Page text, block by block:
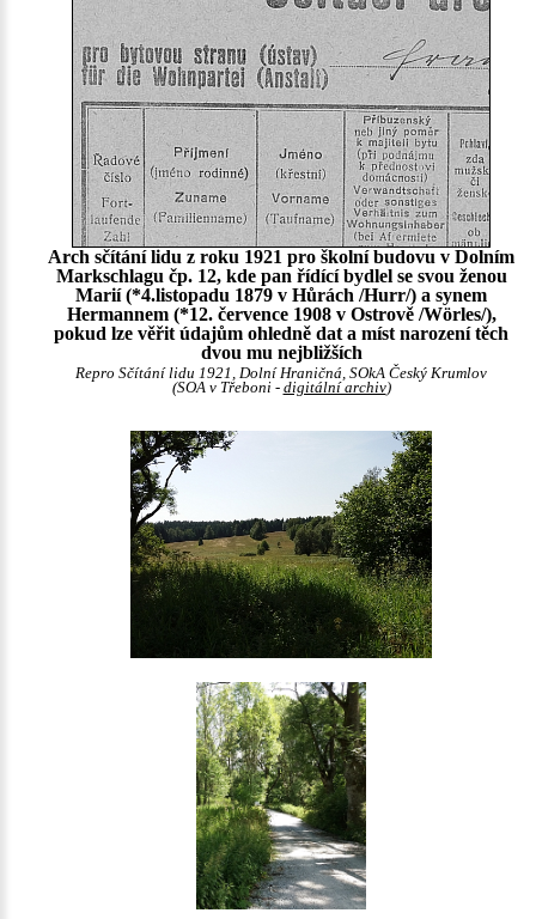
Arch sčítání lidu z roku 1921 pro školní budovu v Dolním
Markschlagu čp. 12, kde pan řídící bydlel se svou ženou
Marií (*4.listopadu 1879 v Hůrách /Hurr/) a synem
Hermannem (*12. července 1908 v Ostrově /Wörles/),
pokud lze věřit údajům ohledně dat a míst narození těch
dvou mu nejbližších
Repro Sčítání lidu 1921, Dolní Hraničná, SOkA Český Krumlov
(SOA v Třeboni - digitální archiv)